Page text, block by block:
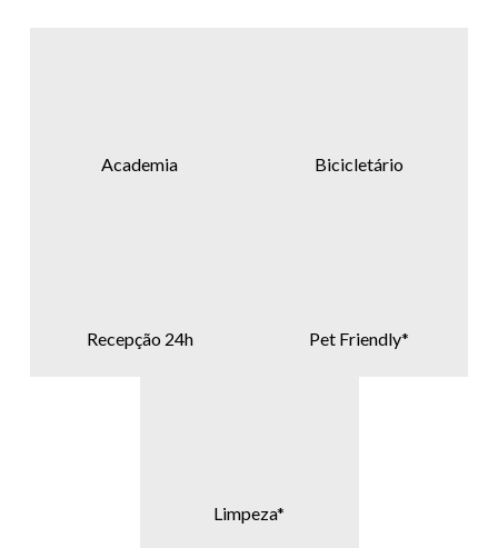
Academia Bicicletário
Recepção 24h Pet Friendly*
Limpeza*